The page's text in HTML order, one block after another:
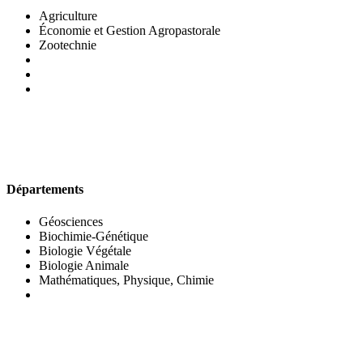
Agriculture
Économie et Gestion Agropastorale
Zootechnie
Départements
Géosciences
Biochimie-Génétique
Biologie Végétale
Biologie Animale
Mathématiques, Physique, Chimie